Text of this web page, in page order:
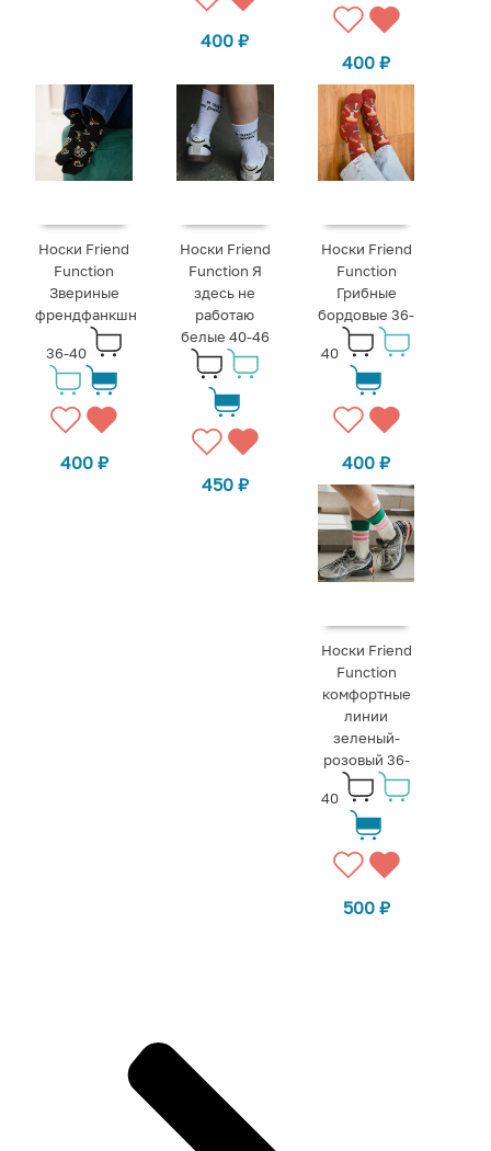
400₽
400₽
Носки Friend
Function
Звериные
френдфанкшн
36-40
400 ₽
Носки Friend
Function Я
здесь не
работаю
белые 40-46
450 ₽
Носки Friend
Function
Грибные
бордовые 36-
40
400₽
Носки Friend
Function
комфортные
линии
зеленый-
розовый 36-
40
500 ₽